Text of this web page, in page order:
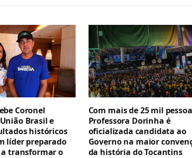
Coronel
Brasil e
históricos
líder preparado
transformar o
Com mais de 25 mil
Professora Dorinha é
oficializada candidata ao
Governo na maior
da história do Tocantins